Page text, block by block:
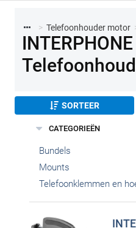
> Telefoonhouder motor
INTERPHONE
SORTEER
CATEGORIEËN
Bundels
Mounts
Telefoonklemmen en